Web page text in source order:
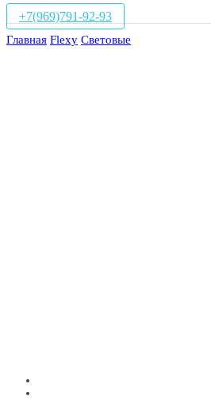
+7(969)791-92-93
Главная Flexy Световые